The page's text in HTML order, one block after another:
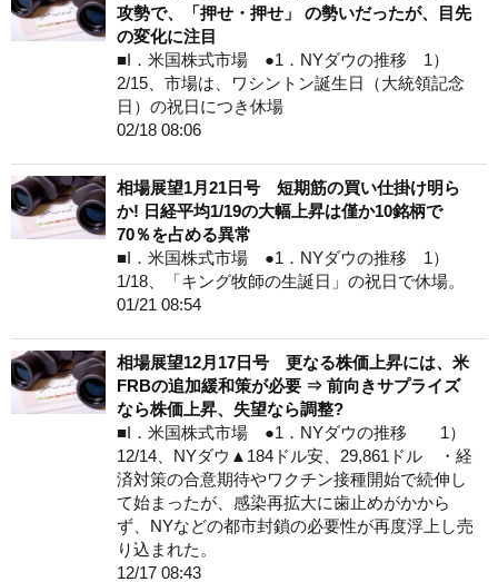
攻勢で、「押せ・押せ」 の勢いだったが、目先
の変化に注目
■I．米国株式市場 ●1．NYダウの推移 1）
2/15、市場は、ワシントン誕生日（大統領記念
日）の祝日につき休場
02/18 08:06
相場展望1月21日号 短期筋の買い仕掛け明ら
か! 日経平均1/19の大幅上昇は僅か10銘柄で
70％を占める異常
■I．米国株式市場 ●1．NYダウの推移 1）
1/18、「キング牧師の生誕日」の祝日で休場。
01/21 08:54
相場展望12月17日号 更なる株価上昇には、米
FRBの追加緩和策が必要 ⇒ 前向きサプライズ
なら株価上昇、失望なら調整?
■I．米国株式市場 ●1．NYダウの推移 1）
12/14、NYダウ▲184ドル安、29,861ドル ・経
済対策の合意期待やワクチン接種開始で続伸し
て始まったが、感染再拡大に歯止めがかから
ず、NYなどの都市封鎖の必要性が再度浮上し売
り込まれた。
12/17 08:43